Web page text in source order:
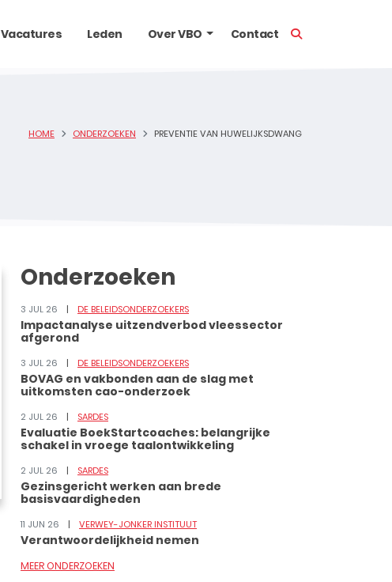
Vacatures Leden Over VBO Contact
HOME ONDERZOEKEN PREVENTIE VAN HUWELIJKSDWANG
Onderzoeken
3 JUL 26 DE BELEIDSONDERZOEKERS
Impactanalyse uitzendverbod vleessector
afgerond
3 JUL 26 DE BELEIDSONDERZOEKERS
BOVAG en vakbonden aan de slag met
uitkomsten cao-onderzoek
2 JUL 26 SARDES
Evaluatie BoekStartcoaches: belangrijke
schakel in vroege taalontwikkeling
2 JUL 26 SARDES
Gezinsgericht werken aan brede
basisvaardigheden
11 JUN 26 VERWEY-JONKER INSTITUUT
Verantwoordelijkheid nemen
MEER ONDERZOEKEN